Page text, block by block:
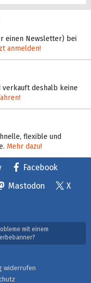
einen Newsletter) bei
anmelden!
verkauft deshalb keine
flexible und
Mehr dazu!
Facebook
Mastodon
X
mit einem
widerrufen